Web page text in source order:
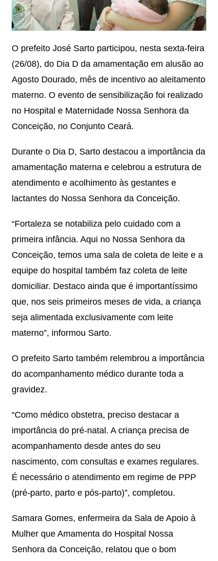
O prefeito José Sarto participou, nesta sexta-feira
(26/08), do Dia D da amamentação em alusão ao
Agosto Dourado, mês de incentivo ao aleitamento
materno. O evento de sensibilização foi realizado
no Hospital e Maternidade Nossa Senhora da
Conceição, no Conjunto Ceará.
Durante o Dia D, Sarto destacou a importância da
amamentação materna e celebrou a estrutura de
atendimento e acolhimento às gestantes e
lactantes do Nossa Senhora da Conceição.
“Fortaleza se notabiliza pelo cuidado com a
primeira infância. Aqui no Nossa Senhora da
Conceição, temos uma sala de coleta de leite e a
equipe do hospital também faz coleta de leite
domiciliar. Destaco ainda que é importantíssimo
que, nos seis primeiros meses de vida, a criança
seja alimentada exclusivamente com leite
materno”, informou Sarto.
O prefeito Sarto também relembrou a importância
do acompanhamento médico durante toda a
gravidez.
“Como médico obstetra, preciso destacar a
importância do pré-natal. A criança precisa de
acompanhamento desde antes do seu
nascimento, com consultas e exames regulares.
É necessário o atendimento em regime de PPP
(pré-parto, parto e pós-parto)”, completou.
Samara Gomes, enfermeira da Sala de Apoio à
Mulher que Amamenta do Hospital Nossa
Senhora da Conceição, relatou que o bom